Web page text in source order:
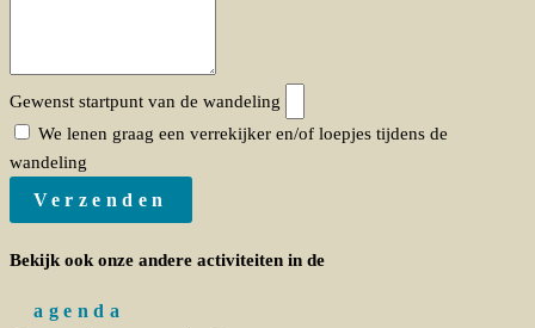
Gewenst startpunt van de wandeling
We lenen graag een verrekijker en/of loepjes tijdens de
wandeling
Verzenden
Bekijk ook onze andere activiteiten in de
agenda